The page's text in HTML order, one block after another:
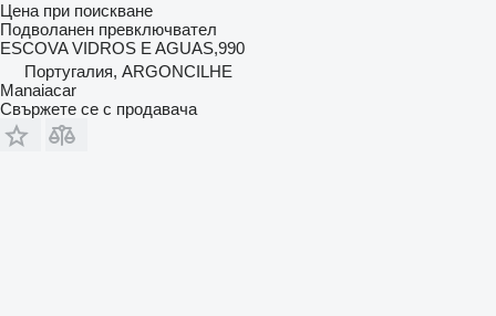
Цена при поискване
Подволанен превключвател
ESCOVA VIDROS E AGUAS,990
Португалия, ARGONCILHE
Manaiacar
Свържете се с продавача